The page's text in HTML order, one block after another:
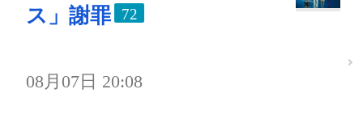
ス」謝罪
72
08月07日 20:08